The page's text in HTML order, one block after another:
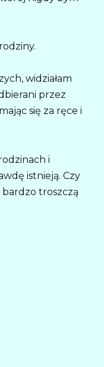
widziałam
przez
się za ręce i
i
istnieją. Czy
troszczą